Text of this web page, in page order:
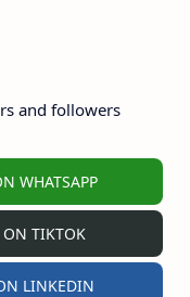
and followers
WHATSAPP
ON TIKTOK
LINKEDIN